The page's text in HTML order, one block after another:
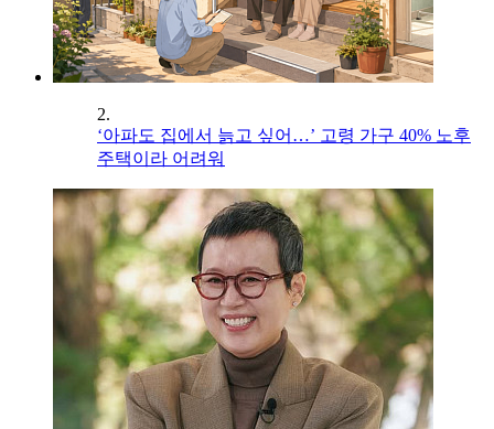
2.
‘아파도 집에서 늙고 싶어…’ 고령 가구 40% 노후
주택이라 어려워